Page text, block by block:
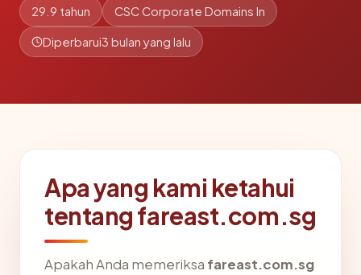
29.9 tahun CSC Corporate Domains In
Diperbarui3 bulan yang lalu
Apa yang kami ketahui
tentang fareast.com.sg
Apakah Anda memeriksa fareast.com.sg